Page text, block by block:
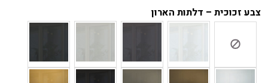
צבע זכוכית – דלתות הארון